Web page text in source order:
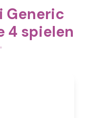
Generic
4 spielen